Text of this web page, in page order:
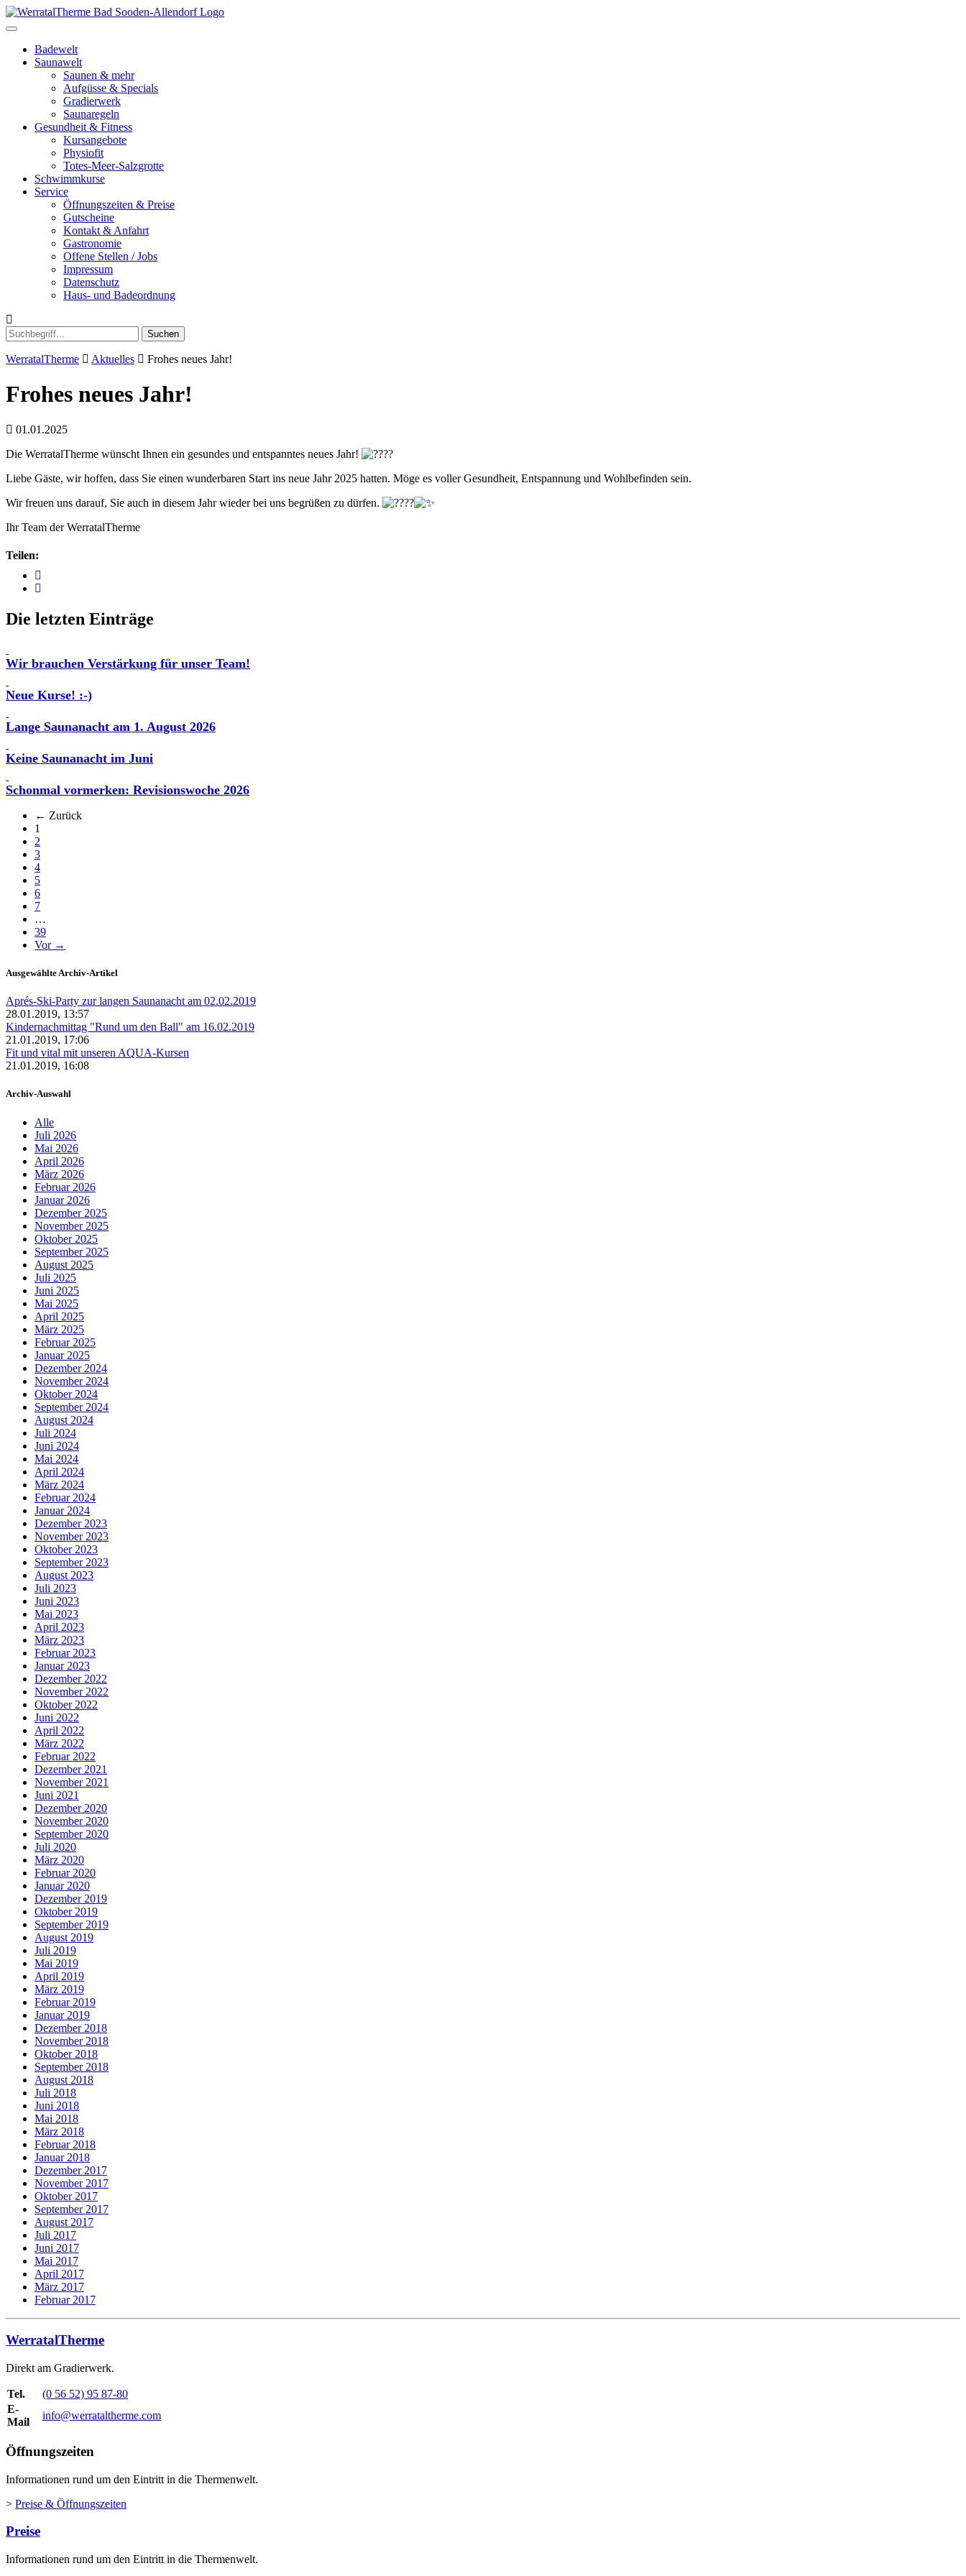
Toggle
navigationBadewelt
Saunawelt
Saunen & mehr
Aufgüsse & Specials
Gradierwerk
Saunaregeln
Gesundheit & Fitness
Kursangebote
Physiofit
Totes-Meer-Salzgrotte
Schwimmkurse
Service
Öffnungszeiten & Preise
Gutscheine
Kontakt & Anfahrt
Gastronomie
Offene Stellen / Jobs
Impressum
Datenschutz
Haus- und Badeordnung
Suchen
WerratalTherme Aktuelles Frohes neues Jahr!
Frohes neues Jahr!
01.01.2025
Die WerratalTherme wünscht Ihnen ein gesundes und entspanntes neues Jahr!
Liebe Gäste, wir hoffen, dass Sie einen wunderbaren Start ins neue Jahr 2025 hatten. Möge es voller Gesundheit, Entspannung und Wohlbefinden sein.
Wir freuen uns darauf, Sie auch in diesem Jahr wieder bei uns begrüßen zu dürfen.
Ihr Team der WerratalTherme
Teilen:
Die letzten Einträge
Wir brauchen Verstärkung für unser Team!
Neue Kurse! :-)
Lange Saunanacht am 1. August 2026
Keine Saunanacht im Juni
Schonmal vormerken: Revisionswoche 2026
← Zurück
1
2
3
4
5
6
7
…
39
Vor →
Ausgewählte Archiv-Artikel
Aprés-Ski-Party zur langen Saunanacht am 02.02.2019
28.01.2019, 13:57
Kindernachmittag "Rund um den Ball" am 16.02.2019
21.01.2019, 17:06
Fit und vital mit unseren AQUA-Kursen
21.01.2019, 16:08
Archiv-Auswahl
Alle
Juli 2026
Mai 2026
April 2026
März 2026
Februar 2026
Januar 2026
Dezember 2025
November 2025
Oktober 2025
September 2025
August 2025
Juli 2025
Juni 2025
Mai 2025
April 2025
März 2025
Februar 2025
Januar 2025
Dezember 2024
November 2024
Oktober 2024
September 2024
August 2024
Juli 2024
Juni 2024
Mai 2024
April 2024
März 2024
Februar 2024
Januar 2024
Dezember 2023
November 2023
Oktober 2023
September 2023
August 2023
Juli 2023
Juni 2023
Mai 2023
April 2023
März 2023
Februar 2023
Januar 2023
Dezember 2022
November 2022
Oktober 2022
Juni 2022
April 2022
März 2022
Februar 2022
Dezember 2021
November 2021
Juni 2021
Dezember 2020
November 2020
September 2020
Juli 2020
März 2020
Februar 2020
Januar 2020
Dezember 2019
Oktober 2019
September 2019
August 2019
Juli 2019
Mai 2019
April 2019
März 2019
Februar 2019
Januar 2019
Dezember 2018
November 2018
Oktober 2018
September 2018
August 2018
Juli 2018
Juni 2018
Mai 2018
März 2018
Februar 2018
Januar 2018
Dezember 2017
November 2017
Oktober 2017
September 2017
August 2017
Juli 2017
Juni 2017
Mai 2017
April 2017
März 2017
Februar 2017
WerratalTherme
Direkt am Gradierwerk.
Tel.
(0 56 52) 95 87-80
E-
Mail
info@werrataltherme.com
Öffnungszeiten
Informationen rund um den Eintritt in die Thermenwelt.
> Preise & Öffnungszeiten
Preise
Informationen rund um den Eintritt in die Thermenwelt.